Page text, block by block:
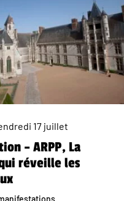
17 juillet
– ARPP, La
réveille les